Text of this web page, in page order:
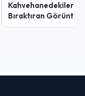
Kahvehanedekiler
Bıraktıran Görüntü!